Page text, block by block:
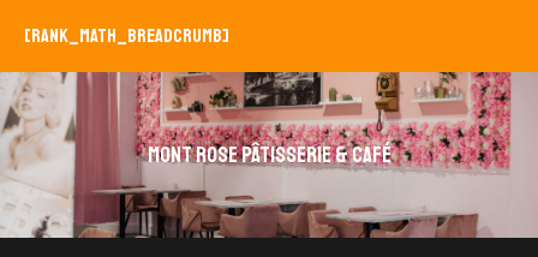
[rank_math_breadcrumb]
Mont Rose Pâtisserie & Café